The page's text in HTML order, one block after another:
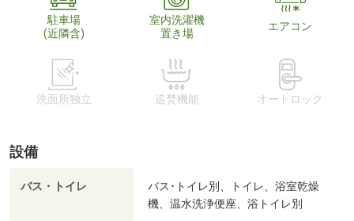
駐車場
(近隣含)
室内洗濯機
置き場
エアコン
洗面所独立 追焚機能 オートロック
設備
バス・トイレ
バス･トイレ別、トイレ、浴室乾燥
機、温水洗浄便座、浴トイレ別